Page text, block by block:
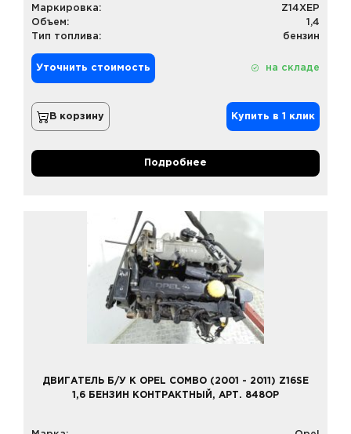
Маркировка:
Z14XEP
Объем:
1,4
Тип топлива:
бензин
Уточнить стоимость на складе
В корзину Купить в 1 клик
Подробнее
ДВИГАТЕЛЬ Б/У К OPEL COMBO (2001 - 2011) Z16SE
1,6 БЕНЗИН КОНТРАКТНЫЙ, АРТ. 848OP